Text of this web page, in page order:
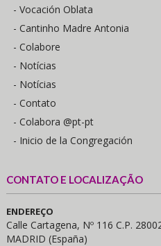
- Vocación Oblata
- Cantinho Madre Antonia
- Colabore
- Notícias
- Notícias
- Contato
- Colabora @pt-pt
- Inicio de la Congregación
CONTATO E LOCALIZAÇÃO
ENDEREÇO
Calle Cartagena, Nº 116 C.P.
MADRID (España)